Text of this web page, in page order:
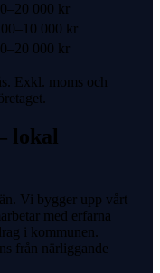
–20 000 kr
– 10 000 kr
–20 000 kr
. Exkl. moms och
lokal
Vi bygger upp vårt
med erfarna
i kommunen.
från närliggande